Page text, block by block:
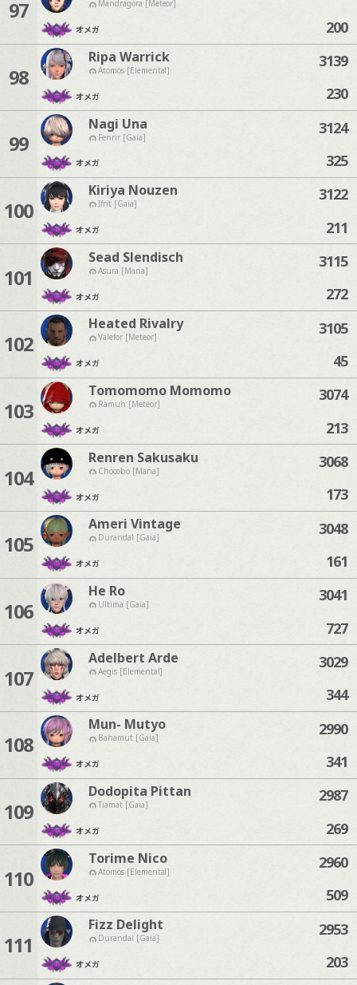
97 Mandragora [Meteor]
オメガ
200
98
Ripa Warrick
Atomos [Elemental]
オメガ
3139
230
99
Nagi Una
Fenrir [Gaia]
オメガ
3124
325
100
Kiriya Nouzen
Ifrit [Gaia]
オメガ
3122
211
101
Sead Slendisch
Asura [Mana]
オメガ
3115
272
102
Heated Rivalry
Valefor [Meteor]
オメガ
3105
45
103
Tomomomo Momomo
Ramuh [Meteor]
オメガ
3074
213
104
Renren Sakusaku
Chocobo [Mana]
オメガ
3068
173
105
Ameri Vintage
Durandal [Gaia]
オメガ
3048
161
106
He Ro
Ultima [Gaia]
オメガ
3041
727
107
Adelbert Arde
Aegis [Elemental]
オメガ
3029
344
108
Mun- Mutyo
Bahamut [Gaia]
オメガ
2990
341
109
Dodopita Pittan
Tiamat [Gaia]
オメガ
2987
269
110
Torime Nico
Atomos [Elemental]
オメガ
2960
509
111
Fizz Delight
Durandal [Gaia]
オメガ
2953
203